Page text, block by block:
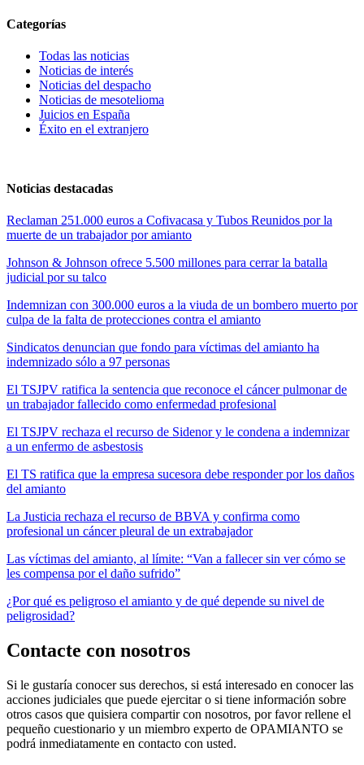
Categorías
Todas las noticias
Noticias de interés
Noticias del despacho
Noticias de mesotelioma
Juicios en España
Éxito en el extranjero
Noticias destacadas
Reclaman 251.000 euros a Cofivacasa y Tubos Reunidos por la
muerte de un trabajador por amianto
Johnson & Johnson ofrece 5.500 millones para cerrar la batalla
judicial por su talco
Indemnizan con 300.000 euros a la viuda de un bombero muerto por
culpa de la falta de protecciones contra el amianto
Sindicatos denuncian que fondo para víctimas del amianto ha
indemnizado sólo a 97 personas
El TSJPV ratifica la sentencia que reconoce el cáncer pulmonar de
un trabajador fallecido como enfermedad profesional
El TSJPV rechaza el recurso de Sidenor y le condena a indemnizar
a un enfermo de asbestosis
El TS ratifica que la empresa sucesora debe responder por los daños
del amianto
La Justicia rechaza el recurso de BBVA y confirma como
profesional un cáncer pleural de un extrabajador
Las víctimas del amianto, al límite: “Van a fallecer sin ver cómo se
les compensa por el daño sufrido”
¿Por qué es peligroso el amianto y de qué depende su nivel de
peligrosidad?
Contacte con nosotros
Si le gustaría conocer sus derechos, si está interesado en conocer las
acciones judiciales que puede ejercitar o si tiene información sobre
otros casos que quisiera compartir con nosotros, por favor rellene el
pequeño cuestionario y un miembro experto de OPAMIANTO se
podrá inmediatamente en contacto con usted.